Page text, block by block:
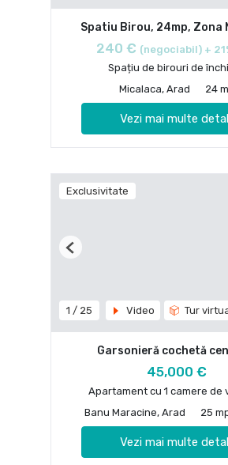
Spatiu Birou, 24mp, Zona
240 € (negociabil) +
Spațiu de birouri de
Micalaca, Arad
24
Vezi mai multe
Exclusivitate
1 / 25 Video Tur
Previous
Garsonieră cochetă
45,000 €
Apartament cu 1 camere de
Banu Maracine, Arad
25
Vezi mai multe